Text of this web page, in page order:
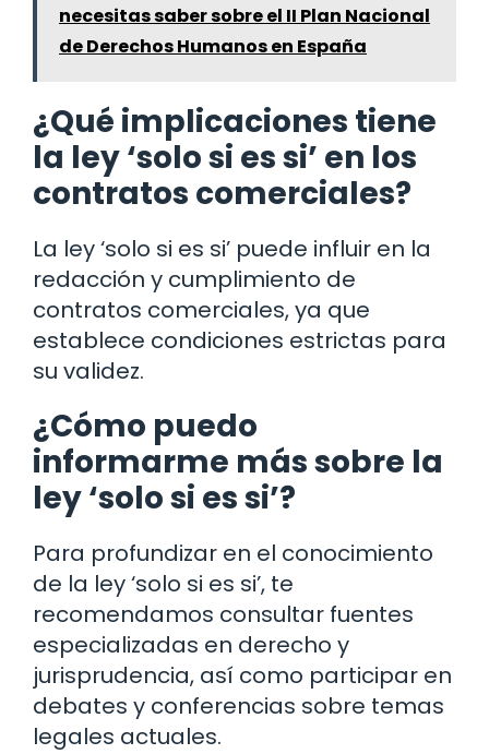
necesitas saber sobre el II Plan Nacional
de Derechos Humanos en España
¿Qué implicaciones tiene
la ley ‘solo si es si’ en los
contratos comerciales?
La ley ‘solo si es si’ puede influir en la
redacción y cumplimiento de
contratos comerciales, ya que
establece condiciones estrictas para
su validez.
¿Cómo puedo
informarme más sobre la
ley ‘solo si es si’?
Para profundizar en el conocimiento
de la ley ‘solo si es si’, te
recomendamos consultar fuentes
especializadas en derecho y
jurisprudencia, así como participar en
debates y conferencias sobre temas
legales actuales.